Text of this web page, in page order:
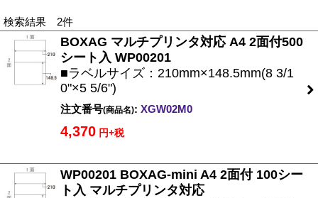
検索結果 2件
BOXAG マルチプリンタ対応 A4 2面付500
シート入 WP00201
■ラベルサイズ：210mm×148.5mm(8 3/1
0"×5 5/6")
注文番号(商品名): XGW02M0
4,370 円+税
WP00201 BOXAG-mini A4 2面付 100シー
ト入 マルチプリンタ対応